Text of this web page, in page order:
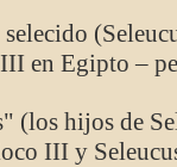
II)
en Egipto –
de
III y